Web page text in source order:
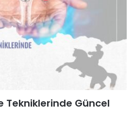
Tekniklerinde Güncel